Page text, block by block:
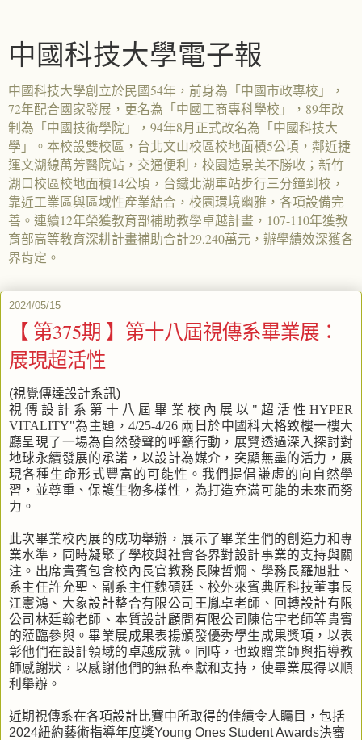
中國科技大學電子報
中國科技大學創立於民國54年，前身為「中國市政專校」，
72年配合國家發展，更名為「中國工商專科學校」，89年改
制為「中國技術學院」，94年8月正式改名為「中國科技大
學」。本校設雙校區，台北文山校區校地面積5公頃，鄰近捷
運文湖線萬芳醫院站，交通便利，校園造景美不勝收；新竹
湖口校區校地面積14公頃，台鐵北湖車站步行三分鐘到校，
靠近工業區與區域性產業結合，校園環境幽雅，各項設備完
善。連續12年榮獲教育部補助教學卓越計畫，107-110年獲教
育部高等教育深耕計畫補助合計29,240萬元，辦學績效深獲各
界肯定。
2024/05/15
【 第375期 】第十八屆視傳系畢業展：
展現超活性
(視覺傳達設計系訊)
視傳設計系第十八屆畢業校內展以 " 超活性HYPER
VITALITY"為主題， 4/25-4/26 兩日於中國科大格致樓一樓大
廳呈現了一場為自然發聲的呼籲行動，展覽透過深入探討對
地球永續發展的承諾，以設計為媒介，突顯無盡的活力，展
現各種生命形式豐富的可能性。我們提倡謙虛的向自然學
習，並尊重、保護生物多樣性，為打造充滿可能的未來而努
力。
此次畢業校內展的成功舉辦，展示了畢業生們的創造力和專
業水準，同時凝聚了學校與社會各界對設計事業的支持與關
注。出席貴賓包含校內長官教務長陳哲烱、學務長羅旭壯、
系主任許允聖、副系主任魏碩廷、校外來賓典匠科技董事長
江憲鴻、大象設計整合有限公司王胤卓老師、回轉設計有限
公司林廷翰老師、本質設計顧問有限公司陳信宇老師等貴賓
的蒞臨參與。畢業展成果表揚頒發優秀學生成果獎項，以表
彰他們在設計領域的卓越成就。同時，也致贈業師與指導教
師感謝狀，以感謝他們的無私奉獻和支持，使畢業展得以順
利舉辦。
近期視傳系在各項設計比賽中所取得的佳績令人矚目，包括
2024紐約藝術指導年度獎Young Ones Student Awards決審